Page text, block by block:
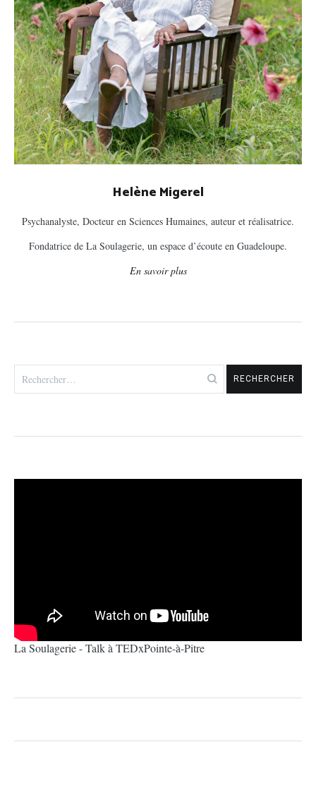
Helène Migerel
Psychanalyste, Docteur en Sciences Humaines, auteur et réalisatrice.
Fondatrice de La Soulagerie, un espace d’écoute en Guadeloupe.
En savoir plus
La Soulagerie - Talk à TEDxPointe-à-Pitre